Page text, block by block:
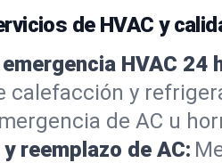
de HVAC y
HVAC 24
calefacción y
de AC u
reemplazo de AC: